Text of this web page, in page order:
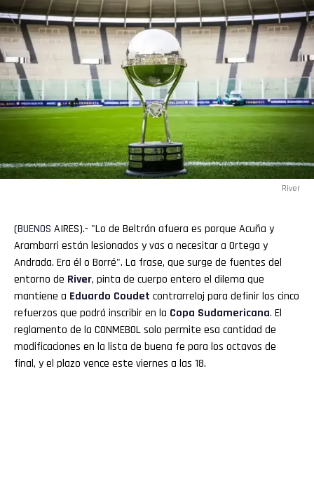
River
(BUENOS AIRES).- "Lo de Beltrán afuera es porque Acuña y
Arambarri están lesionados y vas a necesitar a Ortega y
Andrada. Era él o Borré". La frase, que surge de fuentes del
entorno de River, pinta de cuerpo entero el dilema que
mantiene a Eduardo Coudet contrarreloj para definir los cinco
refuerzos que podrá inscribir en la Copa Sudamericana. El
reglamento de la CONMEBOL solo permite esa cantidad de
modificaciones en la lista de buena fe para los octavos de
final, y el plazo vence este viernes a las 18.